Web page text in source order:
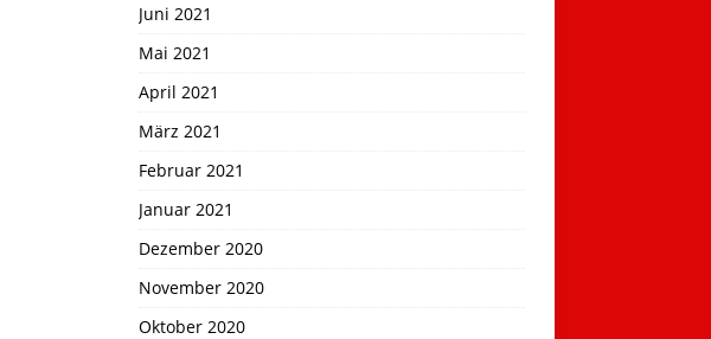
Juni 2021
Mai 2021
April 2021
März 2021
Februar 2021
Januar 2021
Dezember 2020
November 2020
Oktober 2020